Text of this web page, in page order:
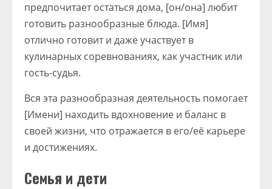
предпочитает остаться дома, [он/она] любит
готовить разнообразные блюда. [Имя]
отлично готовит и даже участвует в
кулинарных соревнованиях, как участник или
гость-судья.
Вся эта разнообразная деятельность помогает
[Имени] находить вдохновение и баланс в
своей жизни, что отражается в его/её карьере
и достижениях.
Семья и дети